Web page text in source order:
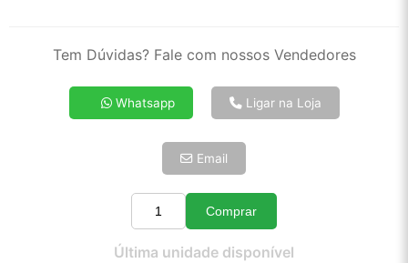
2x de R$ 59,20
4x de R$ 30,48
5x de R$ 24,71
Tem Dúvidas? Fale com nossos Vendedores
Whatsapp Ligar na Loja
Email
Quantidade
Comprar
Última unidade disponível